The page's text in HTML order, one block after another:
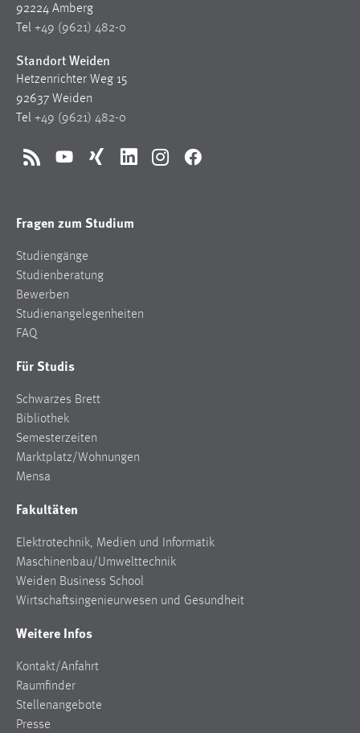
92224 Amberg
Tel +49 (9621) 482-0
Standort Weiden
Hetzenrichter Weg 15
92637 Weiden
Tel +49 (9621) 482-0
RSS YouTubeXing LinkedInInstagramFacebook
Fragen zum Studium
Studiengänge
Studienberatung
Bewerben
Studienangelegenheiten
FAQ
Für Studis
Schwarzes Brett
Bibliothek
Semesterzeiten
Marktplatz/Wohnungen
Mensa
Fakultäten
Elektrotechnik, Medien und Informatik
Maschinenbau/Umwelttechnik
Weiden Business School
Wirtschaftsingenieurwesen und Gesundheit
Weitere Infos
Kontakt/Anfahrt
Raumfinder
Stellenangebote
Presse